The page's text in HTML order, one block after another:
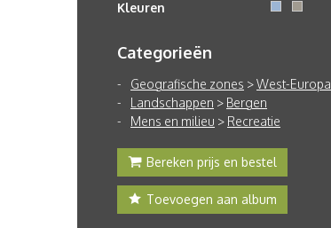
Kleuren
Categorieën
Geografische zones >West-Europa
Landschappen > Bergen
Mens en milieu > Recreatie
Bereken prijs en bestel
Toevoegen aan album